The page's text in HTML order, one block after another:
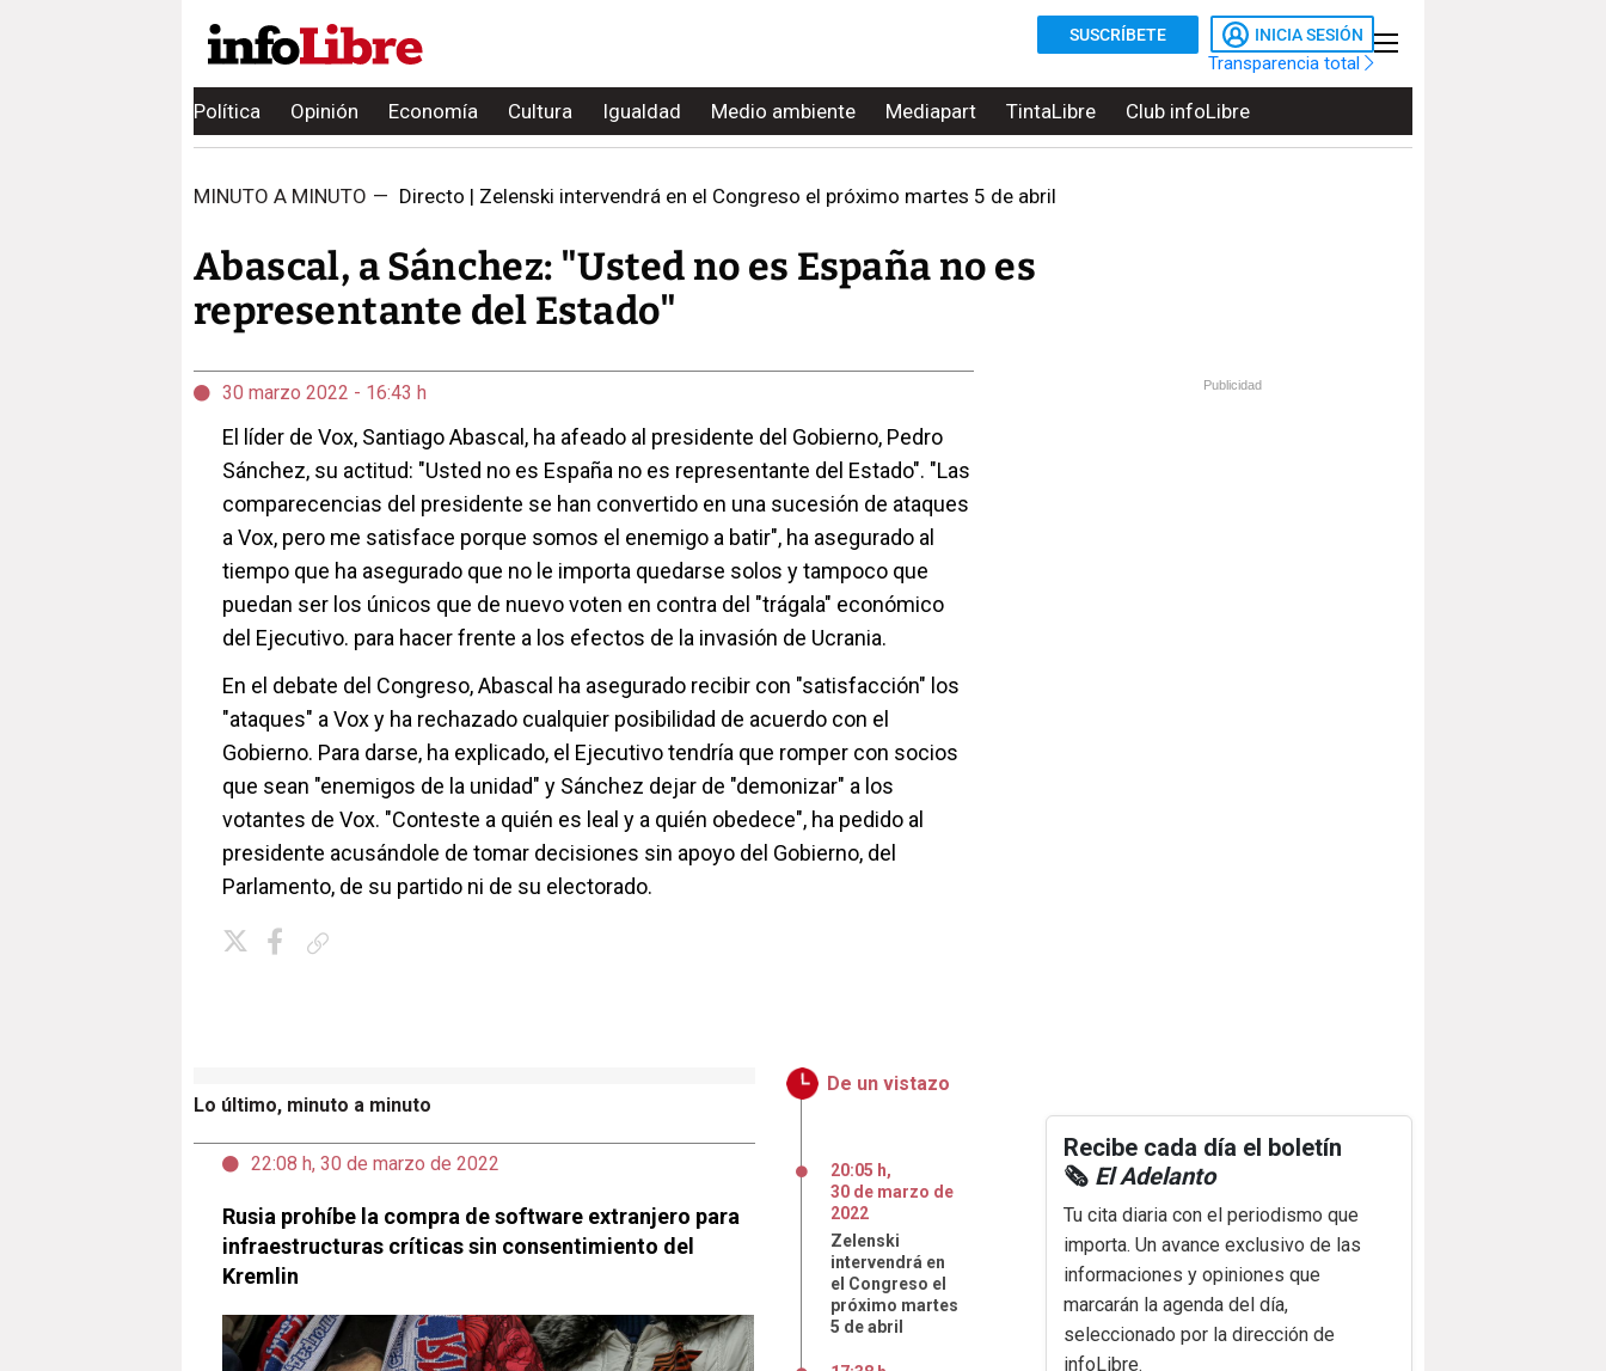
SUSCRÍBETE INICIA SESIÓN
Transparencia total
Política Opinión Economía Cultura Igualdad Medio ambiente Mediapart TintaLibre Club infoLibre
MINUTO A MINUTO — Directo | Zelenski intervendrá en el Congreso el próximo martes 5 de abril
Abascal, a Sánchez: "Usted no es España no es
representante del Estado"
30 marzo 2022 - 16:43 h
El líder de Vox, Santiago Abascal, ha afeado al presidente del Gobierno, Pedro
Sánchez, su actitud: "Usted no es España no es representante del Estado". "Las
comparecencias del presidente se han convertido en una sucesión de ataques
a Vox, pero me satisface porque somos el enemigo a batir", ha asegurado al
tiempo que ha asegurado que no le importa quedarse solos y tampoco que
puedan ser los únicos que de nuevo voten en contra del "trágala" económico
del Ejecutivo. para hacer frente a los efectos de la invasión de Ucrania.
En el debate del Congreso, Abascal ha asegurado recibir con "satisfacción" los
"ataques" a Vox y ha rechazado cualquier posibilidad de acuerdo con el
Gobierno. Para darse, ha explicado, el Ejecutivo tendría que romper con socios
que sean "enemigos de la unidad" y Sánchez dejar de "demonizar" a los
votantes de Vox. "Conteste a quién es leal y a quién obedece", ha pedido al
presidente acusándole de tomar decisiones sin apoyo del Gobierno, del
Parlamento, de su partido ni de su electorado.
Lo último, minuto a minuto
22:08 h, 30 de marzo de 2022
Rusia prohíbe la compra de software extranjero para
infraestructuras críticas sin consentimiento del
Kremlin
De un vistazo
20:05 h,
30 de marzo de
2022
Zelenski
intervendrá en
el Congreso el
próximo martes
5 de abril
Publicidad
Recibe cada día el boletín
🗞️ El Adelanto
Tu cita diaria con el periodismo que
importa. Un avance exclusivo de las
informaciones y opiniones que
marcarán la agenda del día,
seleccionado por la dirección de
infoLibre.